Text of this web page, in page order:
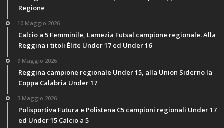
Regione
10 Maggio 2026
Calcio a 5 Femminile, Lamezia Futsal campione regionale. Alla
Reggina i titoli Élite Under 17 ed Under 16
9 Maggio 2026
Reggina campione regionale Under 15, alla Union Siderno la
Coppa Calabria Under 17
3 Maggio 2026
Polisportiva Futura e Polistena C5 campioni regionali Under 17
ed Under 15 Calcio a 5